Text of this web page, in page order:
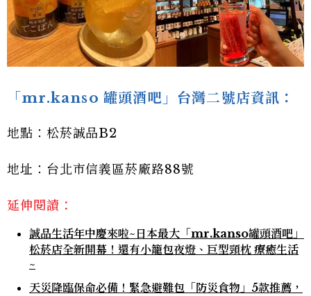
「mr.kanso 罐頭酒吧」台灣二號店資訊：
地點：松菸誠品B2
地址：台北市信義區菸廠路88號
延伸閱讀：
誠品生活年中慶來啦~日本最大「mr.kanso罐頭酒吧」
松菸店全新開幕！還有小籠包夜燈、巨型頸枕 療癒生活
~
天災降臨保命必備！緊急避難包「防災食物」5款推薦，